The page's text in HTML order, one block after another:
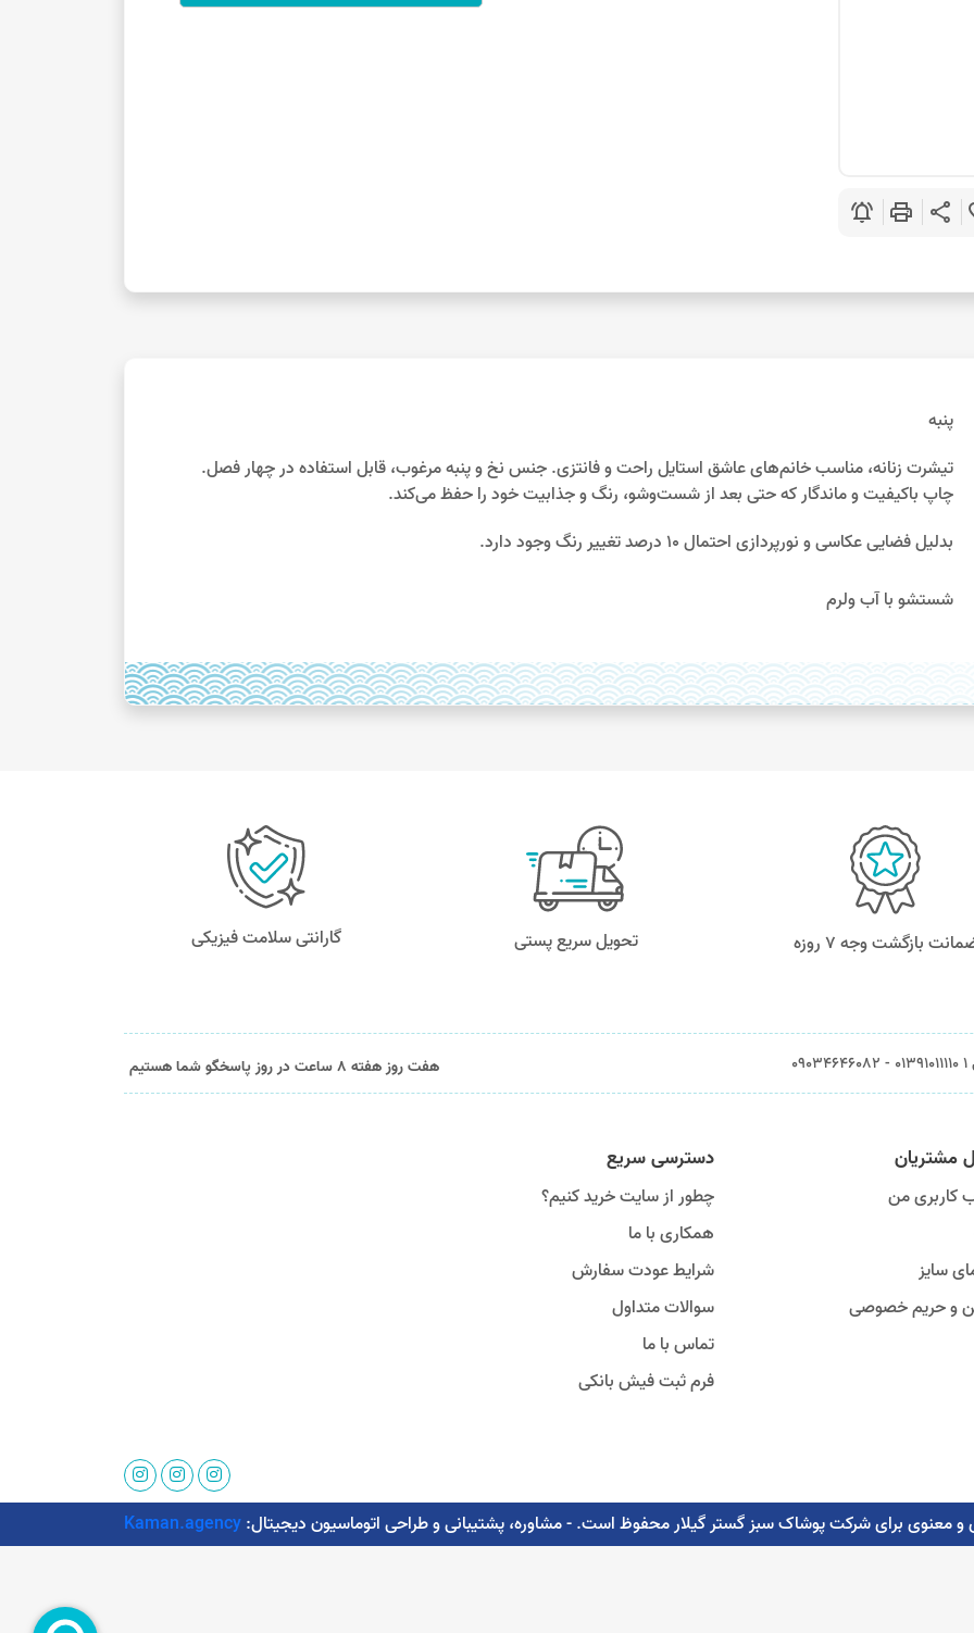
share
print
notifications_active
پنبه
تیشرت زنانه، مناسب خانم‌های عاشق استایل راحت و فانتزی. جنس نخ و پنبه مرغوب، قابل استفاده در چهار فصل.
چاپ باکیفیت و ماندگار که حتی بعد از شست‌وشو، رنگ و جذابیت خود را حفظ می‌کند.
بدلیل فضایی عکاسی و نورپردازی احتمال 10 درصد تغییر رنگ وجود دارد.
شستشو با آب ولرم
بازگشت وجه ۷ روزه تحویل سریع پستی گارانتی سلامت فیزیکی
هفت روز هفته 8 ساعت در روز پاسخگو شما هستیم
مشتریان
کاربری من
سایز
و حریم خصوصی
دسترسی سریع
چطور از سایت خرید کنیم؟
همکاری با ما
شرایط عودت سفارش
سوالات متداول
تماس با ما
فرم ثبت فیش بانکی
Kaman.agency